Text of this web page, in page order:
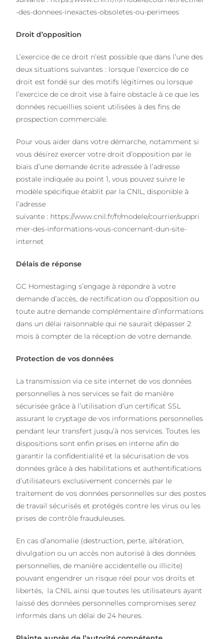
-des-donnees-inexactes-obsoletes-ou-perimees
Droit d’opposition
L’exercice de ce droit n’est possible que dans l’une des
deux situations suivantes : lorsque l’exercice de ce
droit est fondé sur des motifs légitimes ou lorsque
l’exercice de ce droit vise à faire obstacle à ce que les
données recueillies soient utilisées à des fins de
prospection commerciale.
Pour vous aider dans votre démarche, notamment si
vous désirez exercer votre droit d’opposition par le
biais d’une demande écrite adressée à l’adresse
postale indiquée au point 1, vous pouvez suivre le
modèle spécifique établit par la CNIL, disponible à
l’adresse
suivante : https://www.cnil.fr/fr/modele/courrier/suppri
mer-des-informations-vous-concernant-dun-site-
internet
Délais de réponse
GC Homestaging s’engage à répondre à votre
demande d’accès, de rectification ou d’opposition ou
toute autre demande complémentaire d’informations
dans un délai raisonnable qui ne saurait dépasser 2
mois à compter de la réception de votre demande.
Protection de vos données
La transmission via ce site internet de vos données
personnelles à nos services se fait de manière
sécurisée grâce à l’utilisation d’un certificat SSL
assurant le cryptage de vos informations personnelles
pendant leur transfert jusqu’à nos services. Toutes les
dispositions sont enfin prises en interne afin de
garantir la confidentialité et la sécurisation de vos
données grâce à des habilitations et authentifications
d’utilisateurs exclusivement concernés par le
traitement de vos données personnelles sur des postes
de travail sécurisés et protégés contre les virus ou les
prises de contrôle frauduleuses.
En cas d’anomalie (destruction, perte, altération,
divulgation ou un accès non autorisé à des données
personnelles, de manière accidentelle ou illicite)
pouvant engendrer un risque réel pour vos droits et
libertés, la CNIL ainsi que toutes les utilisateurs ayant
laissé des données personnelles compromises serez
informés dans un délai de 24 heures.